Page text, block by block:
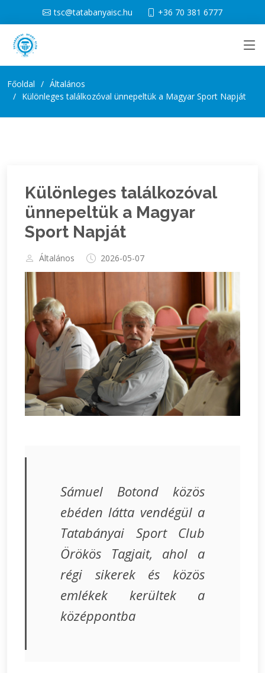
tsc@tatabanyaisc.hu +36 70 381 6777
Főoldal
Általános
Különleges találkozóval ünnepeltük a Magyar Sport Napját
Különleges találkozóval
ünnepeltük a Magyar
Sport Napját
Általános 2026-05-07
Sámuel Botond közös
ebéden látta vendégül a
Tatabányai Sport Club
Örökös Tagjait, ahol a
régi sikerek és közös
emlékek kerültek a
középpontba